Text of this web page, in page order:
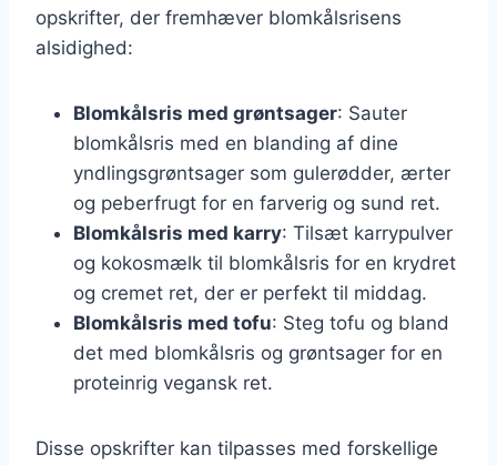
opskrifter, der fremhæver blomkålsrisens
alsidighed:
Blomkålsris med grøntsager: Sauter
blomkålsris med en blanding af dine
yndlingsgrøntsager som gulerødder, ærter
og peberfrugt for en farverig og sund ret.
Blomkålsris med karry: Tilsæt karrypulver
og kokosmælk til blomkålsris for en krydret
og cremet ret, der er perfekt til middag.
Blomkålsris med tofu: Steg tofu og bland
det med blomkålsris og grøntsager for en
proteinrig vegansk ret.
Disse opskrifter kan tilpasses med forskellige